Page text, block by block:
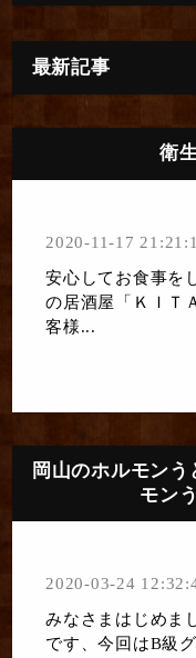
最新記事
衛
2020-11-17
安心してお食事を
の居酒屋「ＫＩＴ
客様...
岡山のホルモン
モン
2020-03-24
みなさまはじめま
です、今回はB級